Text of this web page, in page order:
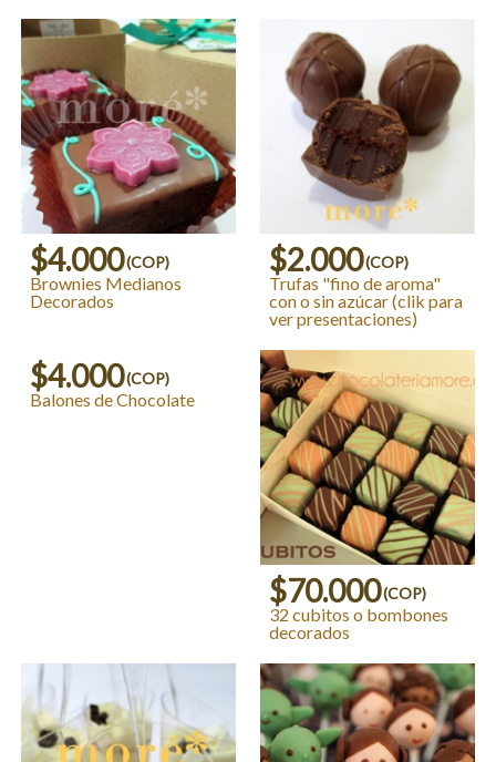
$4.000(COP)
Brownies Medianos
Decorados
$2.000(COP)
Trufas "fino de aroma"
con o sin azúcar (clik para
ver presentaciones)
$4.000(COP)
Balones de Chocolate
$70.000(COP)
32 cubitos o bombones
decorados